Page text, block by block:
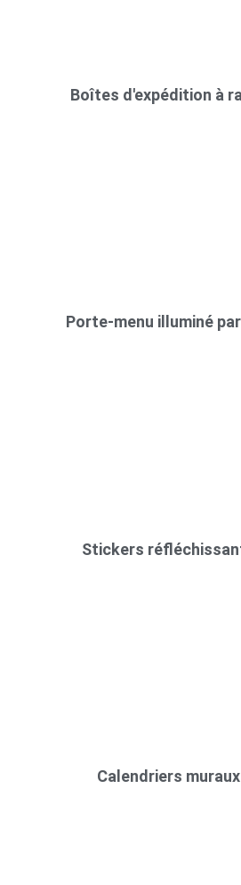
Boîtes d'expédition à
Porte-menu illuminé par
Stickers
Calendriers muraux